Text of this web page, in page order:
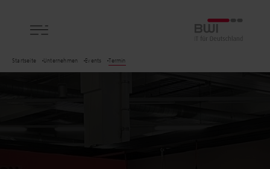
BWI GmbH
Startseite Unternehmen Events Termin